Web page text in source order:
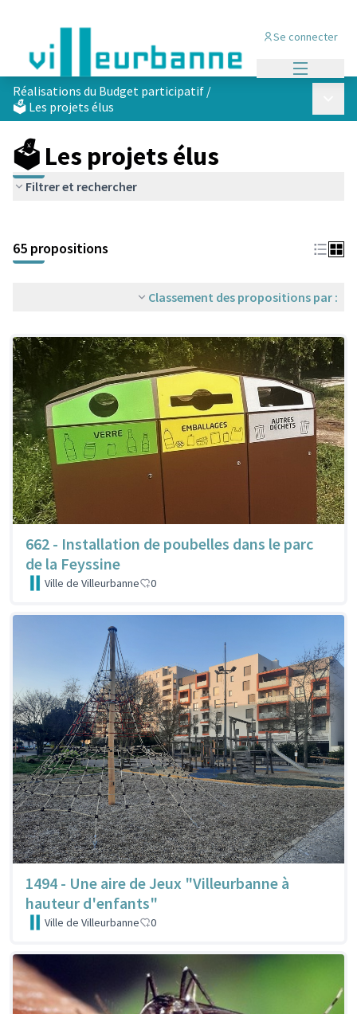
Se connecter
Réalisations du Budget participatif /
🗳️ Les projets élus
🗳️ Les projets élus
Filtrer et rechercher
+
−
65 propositions
Classement des propositions par :
662 - Installation de poubelles dans le parc
de la Feyssine
Ville de Villeurbanne 0
1494 - Une aire de Jeux "Villeurbanne à
hauteur d'enfants"
Ville de Villeurbanne 0